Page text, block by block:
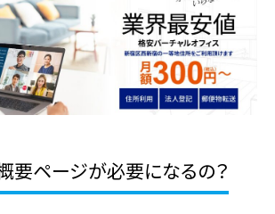
要ページが必要になるの？